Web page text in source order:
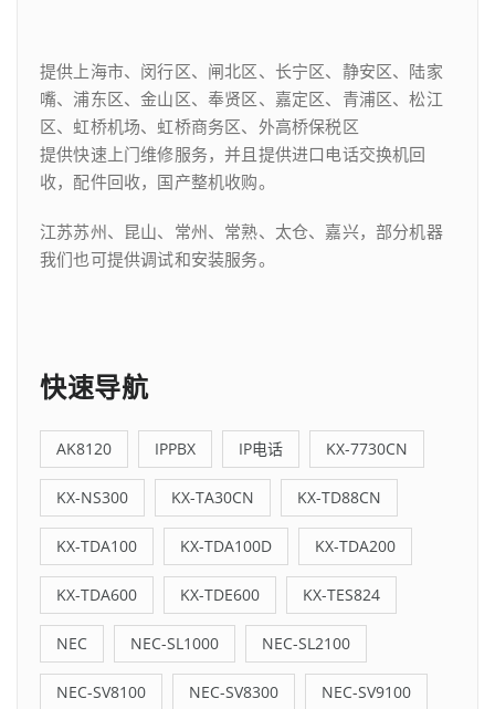
提供上海市、闵行区、闸北区、长宁区、静安区、陆家
嘴、浦东区、金山区、奉贤区、嘉定区、青浦区、松江
区、虹桥机场、虹桥商务区、外高桥保税区
提供快速上门维修服务，并且提供进口电话交换机回
收，配件回收，国产整机收购。
江苏苏州、昆山、常州、常熟、太仓、嘉兴，部分机器
我们也可提供调试和安装服务。
快速导航
AK8120 IPPBX IP电话 KX-7730CN
KX-NS300 KX-TA30CN KX-TD88CN
KX-TDA100 KX-TDA100D KX-TDA200
KX-TDA600 KX-TDE600 KX-TES824
NEC NEC-SL1000 NEC-SL2100
NEC-SV8100 NEC-SV8300 NEC-SV9100